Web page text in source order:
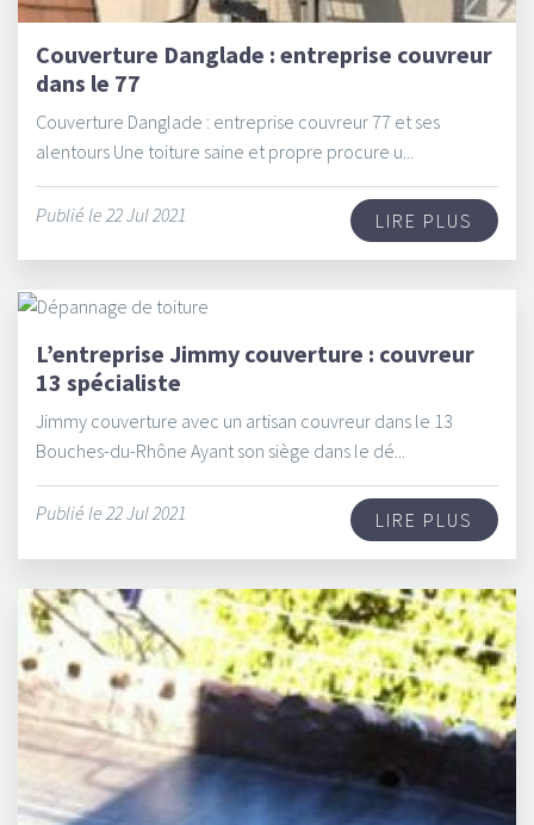
Couverture Danglade : entreprise couvreur
dans le 77
Couverture Danglade : entreprise couvreur 77 et ses
alentours Une toiture saine et propre procure u...
Publié le 22 Jul 2021 LIRE PLUS
L’entreprise Jimmy couverture : couvreur
13 spécialiste
Jimmy couverture avec un artisan couvreur dans le 13
Bouches-du-Rhône Ayant son siège dans le dé...
Publié le 22 Jul 2021 LIRE PLUS